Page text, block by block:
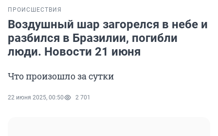
ПРОИСШЕСТВИЯ
Воздушный шар загорелся в небе и
разбился в Бразилии, погибли
люди. Новости 21 июня
Что произошло за сутки
22 июня 2025, 00:50 2 701